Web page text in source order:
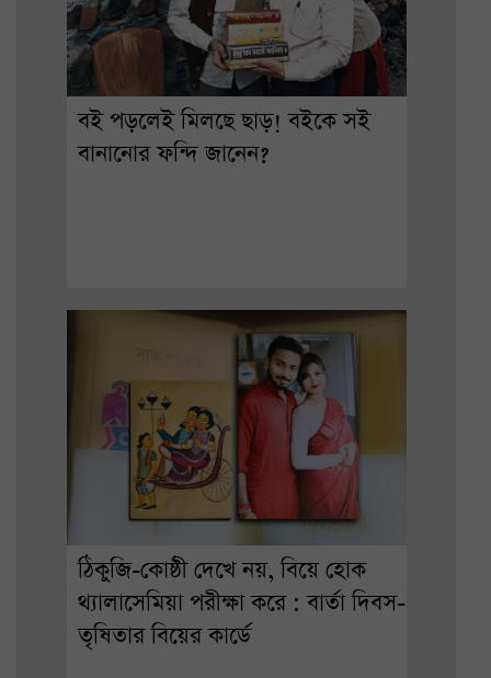
বই পড়লেই মিলছে ছাড়! বইকে সই
বানানোর ফন্দি জানেন?
ঠিকুজি-কোষ্ঠী দেখে নয়, বিয়ে হোক
থ্যালাসেমিয়া পরীক্ষা করে : বার্তা দিবস-
তৃষিতার বিয়ের কার্ডে